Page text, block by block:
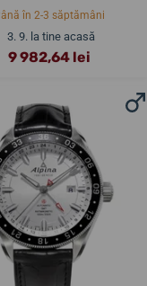
în 2-3 săptămâni
3. 9. la tine acasă
9 982,64 lei